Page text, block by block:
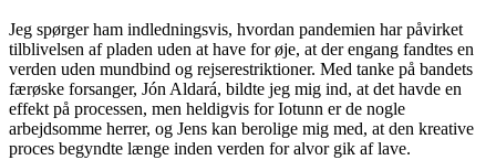
Jeg spørger ham indledningsvis, hvordan pandemien har påvirket
tilblivelsen af pladen uden at have for øje, at der engang fandtes en
verden uden mundbind og rejserestriktioner. Med tanke på bandets
færøske forsanger, Jón Aldará, bildte jeg mig ind, at det havde en
effekt på processen, men heldigvis for Iotunn er de nogle
arbejdsomme herrer, og Jens kan berolige mig med, at den kreative
proces begyndte længe inden verden for alvor gik af lave.